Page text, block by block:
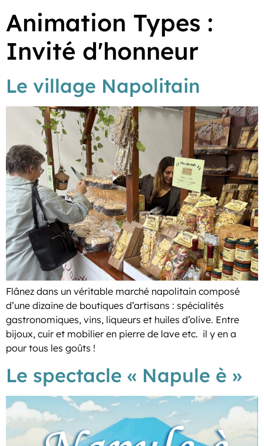
Animation Types :
Invité d'honneur
Le village Napolitain
Flânez dans un véritable marché napolitain composé
d’une dizaine de boutiques d’artisans : spécialités
gastronomiques, vins, liqueurs et huiles d’olive. Entre
bijoux, cuir et mobilier en pierre de lave etc. il y en a
pour tous les goûts !
Le spectacle « Napule è »